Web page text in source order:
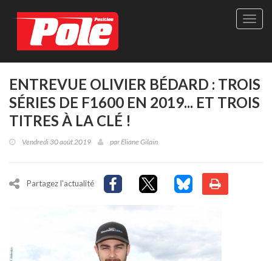
Site
-
Le
ENTREVUE OLIVIER BÉDARD : TROIS
SÉRIES DE F1600 EN 2019... ET TROIS
TITRES À LA CLÉ !
Vendredi 30 août 2019 parEliane Gilain
Partagez l'actualité